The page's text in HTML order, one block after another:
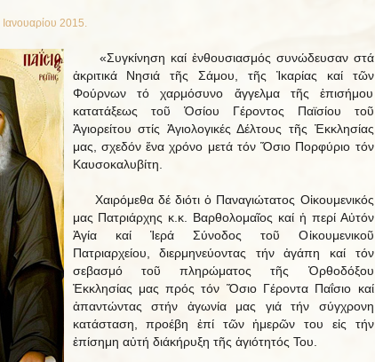
Ιανουαρίου 2015.
«Συγκίνηση καί ἐνθουσιασμός συνώδευσαν στά
ἀκριτικά Νησιά τῆς Σάμου, τῆς Ἰκαρίας καί τῶν
Φούρνων τό χαρμόσυνο ἄγγελμα τῆς ἐπισήμου
κατατάξεως τοῦ Ὁσίου Γέροντος Παϊσίου τοῦ
Ἁγιορείτου στίς Ἁγιολογικές Δέλτους τῆς Ἐκκλησίας
μας, σχεδόν ἕνα χρόνο μετά τόν Ὅσιο Πορφύριο τόν
Καυσοκαλυβίτη.
Χαιρόμεθα δέ διότι ὁ Παναγιώτατος Οἰκουμενικός
μας Πατριάρχης κ.κ. Βαρθολομαῖος καί ἡ περί Αὐτόν
Ἁγία καί Ἱερά Σύνοδος τοῦ Οἰκουμενικοῦ
Πατριαρχείου, διερμηνεύοντας τήν ἀγάπη καί τόν
σεβασμό τοῦ πληρώματος τῆς Ὀρθοδόξου
Ἐκκλησίας μας πρός τόν Ὅσιο Γέροντα Παΐσιο καί
ἀπαντώντας στήν ἀγωνία μας γιά τήν σύγχρονη
κατάσταση, προέβη ἐπί τῶν ἡμερῶν του εἰς τήν
ἐπίσημη αὐτή διάκήρυξη τῆς ἁγιότητός Του.